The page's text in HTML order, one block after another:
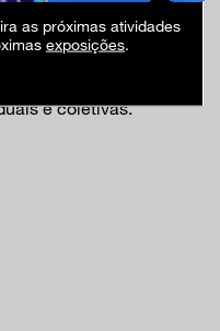
Em registro
também um conjunto
de Flávio de Carvalho
uma seleção dos
e coletivas.
as próximas atividades
exposições.